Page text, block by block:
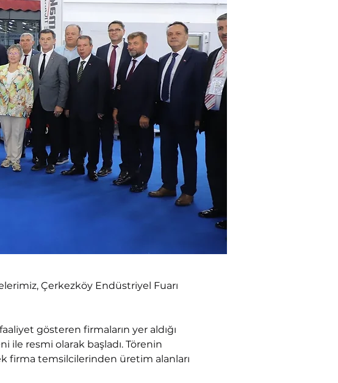
Çerkezköy Endüstriyel Fuarı
gösteren firmaların yer aldığı
ile resmi olarak başladı. Törenin
firma temsilcilerinden üretim alanları